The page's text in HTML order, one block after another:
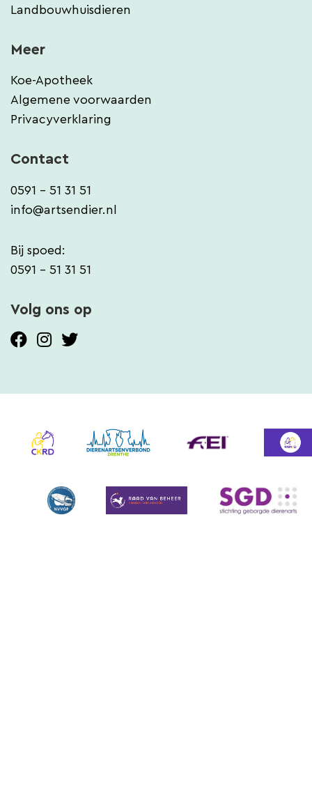
Landbouwhuisdieren
Meer
Koe-Apotheek
Algemene voorwaarden
Privacyverklaring
Contact
0591 - 51 31 51
info@artsendier.nl
Bij spoed:
0591 - 51 31 51
Volg ons op